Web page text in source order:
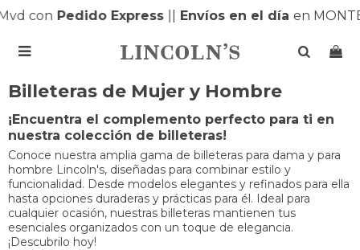
Pedido Express||Envíos en el díaen

Billeteras de Mujer y Hombre
¡Encuentra el complemento perfecto para ti en
nuestra colección de billeteras!
Conoce nuestra amplia gama de billeteras para dama y para
hombre Lincoln's, diseñadas para combinar estilo y
funcionalidad. Desde modelos elegantes y refinados para ella
hasta opciones duraderas y prácticas para él. Ideal para
cualquier ocasión, nuestras billeteras mantienen tus
esenciales organizados con un toque de elegancia.
¡Descubrilo hoy!